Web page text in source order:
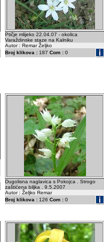
Ptičje mlijeko 22.04.07 - okolica
Varaždinske staze na Kalniku
Autor : Remar Željko
Broj klikova : 187 Com : 0
Dugolisna naglavica s Pokojca . Strogo
zaštićena biljka . 9.5.2007
Autor : Željko Remar
Broj klikova : 126 Com : 0